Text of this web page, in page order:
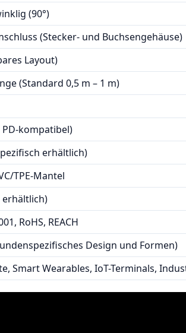
(90°)
(Stecker- und Buchsengehäuse)
Layout)
(Standard 0,5 m – 1 m)
PD-kompatibel)
erhältlich)
TPE-Mantel
erhältlich)
RoHS, REACH
Design und Formen)
Smart Wearables, IoT-Terminals,